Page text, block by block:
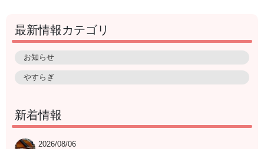
最新情報カテゴリ
お知らせ
やすらぎ
新着情報
2026/08/06